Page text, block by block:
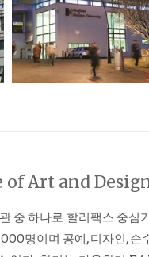
of Art and
중 하나로 할리팩스 중
명이며 공예, 디자인, 순